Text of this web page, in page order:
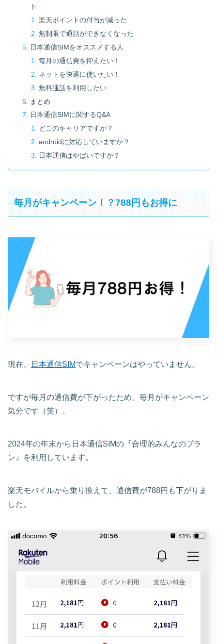
ト
楽天ポイントの付与が減った
無制限で通話ができなくなった
日本通信SIMをオススメする人
毎月の通信費を抑えたい！
ネットを快適に使いたい！
無料通話を利用したい
まとめ
日本通信SIMに関するQ&A
どこのキャリアですか？
androidに対応していますか？
日本通信はやばいですか？
毎月がキャンペーン！？788円もお得に
現在、 日本通信SIMでキャンペーンはやっていません。
ですが毎月の通信費が下がったため、毎月がキャンペーン
気分です（笑）。
2024年の年末から日本通信SIMの『合理的みんなのプラ
ン』を利用しています。
楽天モバイルから乗り換えて、通信費が788円も下がりま
した。